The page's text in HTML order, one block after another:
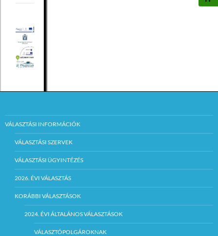
VÁLASZTÁSI INFORMÁCIÓK
VÁLASZTÁSI SZERVEK
VÁLASZTÁSI ÜGYINTÉZÉS
2026. ÉVI VÁLASZTÁS
KORÁBBI VÁLASZTÁSOK
2024. ÉVI ÁLTALÁNOS VÁLASZTÁSOK
VÁLASZTÓPOLGÁROKNAK